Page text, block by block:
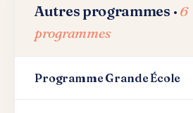
Autres programmes · 6
programmes
Programme Grande École